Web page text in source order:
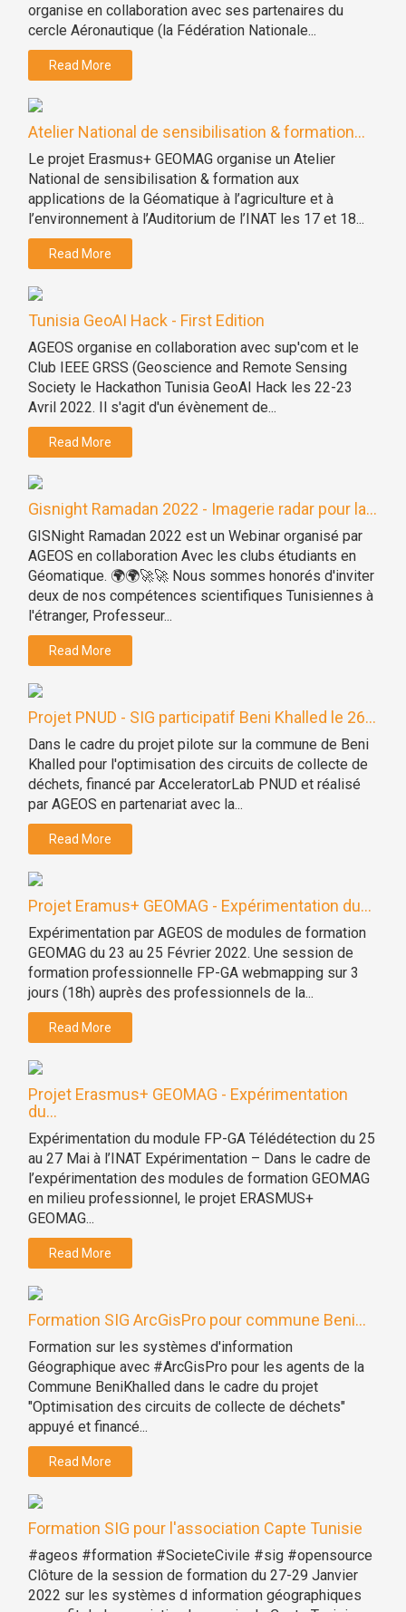
organise en collaboration avec ses partenaires du
cercle Aéronautique (la Fédération Nationale...
Read More
Atelier National de sensibilisation & formation...
Le projet Erasmus+ GEOMAG organise un Atelier
National de sensibilisation & formation aux
applications de la Géomatique à l’agriculture et à
l’environnement à l’Auditorium de l’INAT les 17 et 18...
Read More
Tunisia GeoAI Hack - First Edition
AGEOS organise en collaboration avec sup'com et le
Club IEEE GRSS (Geoscience and Remote Sensing
Society le Hackathon Tunisia GeoAI Hack les 22-23
Avril 2022. Il s'agit d'un évènement de...
Read More
Gisnight Ramadan 2022 - Imagerie radar pour la...
GISNight Ramadan 2022 est un Webinar organisé par
AGEOS en collaboration Avec les clubs étudiants en
Géomatique. 🌍🌍🚀🚀 Nous sommes honorés d'inviter
deux de nos compétences scientifiques Tunisiennes à
l'étranger, Professeur...
Read More
Projet PNUD - SIG participatif Beni Khalled le 26...
Dans le cadre du projet pilote sur la commune de Beni
Khalled pour l'optimisation des circuits de collecte de
déchets, financé par AcceleratorLab PNUD et réalisé
par AGEOS en partenariat avec la...
Read More
Projet Eramus+ GEOMAG - Expérimentation du...
Expérimentation par AGEOS de modules de formation
GEOMAG du 23 au 25 Février 2022. Une session de
formation professionnelle FP-GA webmapping sur 3
jours (18h) auprès des professionnels de la...
Read More
Projet Erasmus+ GEOMAG - Expérimentation
du...
Expérimentation du module FP-GA Télédétection du 25
au 27 Mai à l’INAT Expérimentation – Dans le cadre de
l’expérimentation des modules de formation GEOMAG
en milieu professionnel, le projet ERASMUS+
GEOMAG...
Read More
Formation SIG ArcGisPro pour commune Beni...
Formation sur les systèmes d'information
Géographique avec #ArcGisPro pour les agents de la
Commune BeniKhalled dans le cadre du projet
"Optimisation des circuits de collecte de déchets"
appuyé et financé...
Read More
Formation SIG pour l'association Capte Tunisie
#ageos #formation #SocieteCivile #sig #opensource
Clôture de la session de formation du 27-29 Janvier
2022 sur les systèmes d information géographiques